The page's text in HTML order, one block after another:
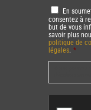
RGPD *
En
consentez à
but de vous
savoir plus
politique de
légales. *